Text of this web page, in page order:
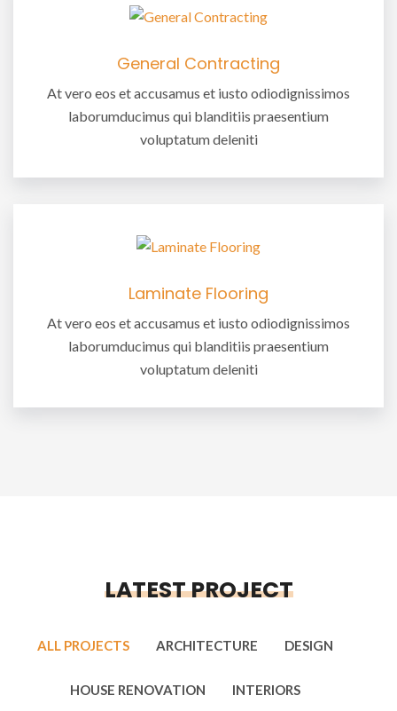
General Contracting
At vero eos et accusamus et iusto odiodignissimos
laborumducimus qui blanditiis praesentium
voluptatum deleniti
Laminate Flooring
At vero eos et accusamus et iusto odiodignissimos
laborumducimus qui blanditiis praesentium
voluptatum deleniti
LATEST PROJECT
ALL PROJECTS ARCHITECTURE DESIGN
HOUSE RENOVATION INTERIORS